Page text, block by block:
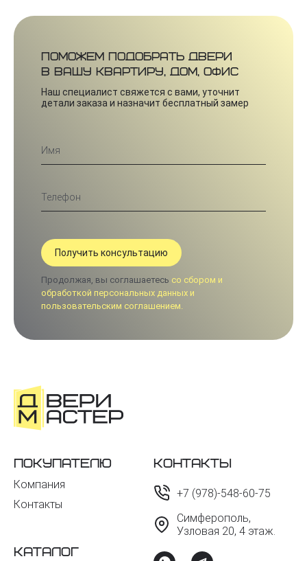
Поможем подобрать двери
в вашу квартиру, дом, офис
Наш специалист свяжется с вами, уточнит
детали заказа и назначит бесплатный замер
Продолжая, вы соглашаетесь со сбором и
обработкой персональных данных и
пользовательским соглашением.
Покупателю
Компания
Контакты
Каталог
Контакты
+7 (978)-548-60-75
Симферополь,
Узловая 20, 4 этаж.